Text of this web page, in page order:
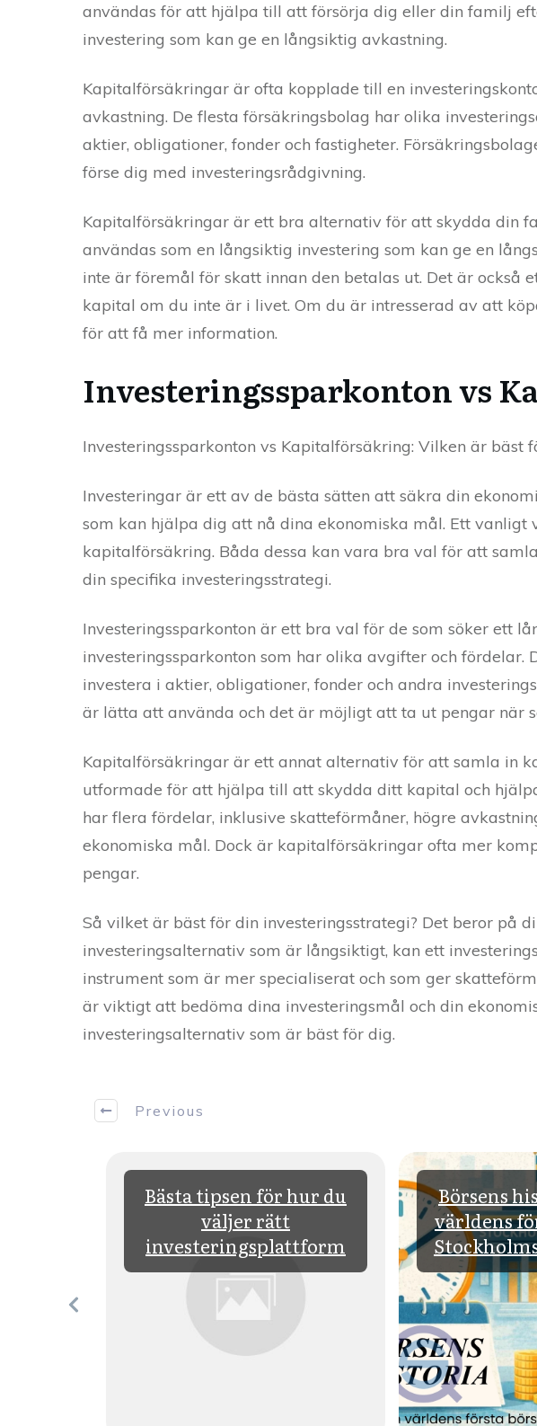
användas för att hjälpa till att försörja dig eller din familj
investering som kan ge en långsiktig avkastning.
Kapitalförsäkringar är ofta kopplade till en
avkastning. De flesta försäkringsbolag har olika
aktier, obligationer, fonder och fastigheter.
förse dig med investeringsrådgivning.
Kapitalförsäkringar är ett bra alternativ för att skydda din
användas som en långsiktig investering som kan ge en
inte är föremål för skatt innan den betalas ut. Det är
kapital om du inte är i livet. Om du är intresserad av att
för att få mer information.
Investeringssparkonton vs
Investeringssparkonton vs Kapitalförsäkring: Vilken är bäst
Investeringar är ett av de bästa sätten att säkra din
som kan hjälpa dig att nå dina ekonomiska mål. Ett
kapitalförsäkring. Båda dessa kan vara bra val för att
din specifika investeringsstrategi.
Investeringssparkonton är ett bra val för de som söker ett
investeringssparkonton som har olika avgifter och
investera i aktier, obligationer, fonder och andra
är lätta att använda och det är möjligt att ta ut pengar när
Kapitalförsäkringar är ett annat alternativ för att samla in
utformade för att hjälpa till att skydda ditt kapital och
har flera fördelar, inklusive skatteförmåner, högre
ekonomiska mål. Dock är kapitalförsäkringar ofta mer
pengar.
Så vilket är bäst för din investeringsstrategi? Det beror på
investeringsalternativ som är långsiktigt, kan ett
instrument som är mer specialiserat och som ger
är viktigt att bedöma dina investeringsmål och din
investeringsalternativ som är bäst för dig.
Previous
Bästa tipsen för hur du
väljer rätt
investeringsplattform
Börsens
världens